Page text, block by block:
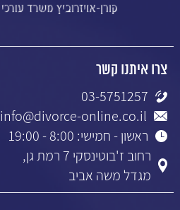
צרו איתנו קשר
03-5751257
info@divorce-online.co.il
ראשון - חמישי: 8:00 - 19:00
רחוב ז'בוטינסקי 7 רמת גן,
מגדל משה אביב